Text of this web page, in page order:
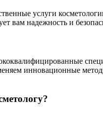
услуги
вам надежность и
инновационные